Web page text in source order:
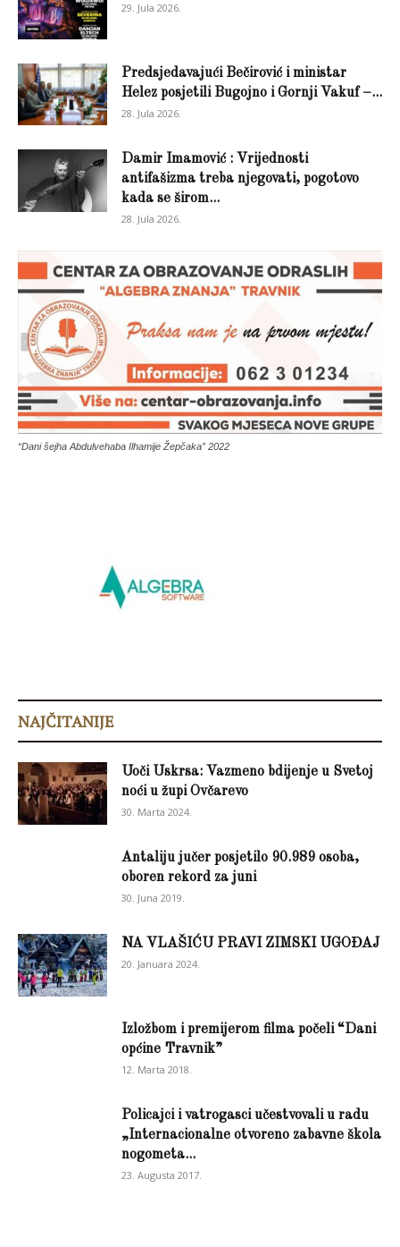
29. Jula 2026.
Predsjedavajući Bečirović i ministar
Helez posjetili Bugojno i Gornji Vakuf –...
28. Jula 2026.
Damir Imamović : Vrijednosti
antifašizma treba njegovati, pogotovo
kada se širom...
28. Jula 2026.
“Dani šejha Abdulvehaba Ilhamije Žepčaka” 2022
NAJČITANIJE
Uoči Uskrsa: Vazmeno bdijenje u Svetoj
noći u župi Ovčarevo
30. Marta 2024.
Antaliju jučer posjetilo 90.989 osoba,
oboren rekord za juni
30. Juna 2019.
NA VLAŠIĆU PRAVI ZIMSKI UGOĐAJ
20. Januara 2024.
Izložbom i premijerom filma počeli “Dani
općine Travnik”
12. Marta 2018.
Policajci i vatrogasci učestvovali u radu
„Internacionalne otvoreno zabavne škola
nogometa...
23. Augusta 2017.